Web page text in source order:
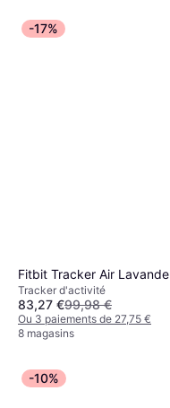
-17%
Fitbit Tracker Air Lavande
Tracker d'activité
83,27 €99,98 €
Ou 3 paiements de 27,75 €
8 magasins
-10%